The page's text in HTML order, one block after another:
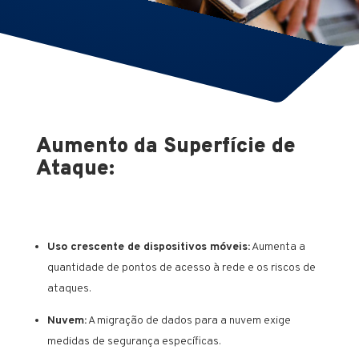
Aumento da Superfície de
Ataque:
Uso crescente de dispositivos móveis:Aumenta a
quantidade de pontos de acesso à rede e os riscos de
ataques.
Nuvem:A migração de dados para a nuvem exige
medidas de segurança específicas.